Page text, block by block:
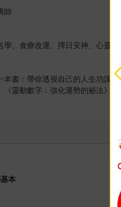
師
學、食療改運、擇日安神、心靈解
本書：帶你透視自己的人生功課
《靈動數字：強化運勢的祕法》
本